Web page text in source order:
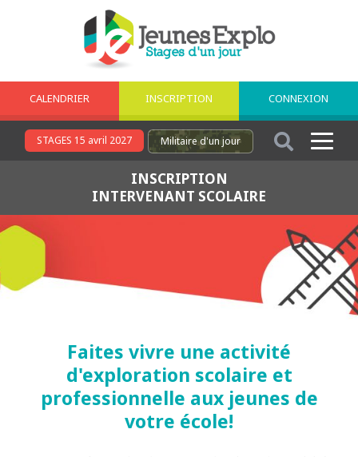
CALENDRIER INSCRIPTION CONNEXION
STAGES 15 avril 2027 Militaired'un jour
INSCRIPTION
INTERVENANT SCOLAIRE
Faites vivre une activité
d'exploration scolaire et
professionnelle aux jeunes de
votre école!